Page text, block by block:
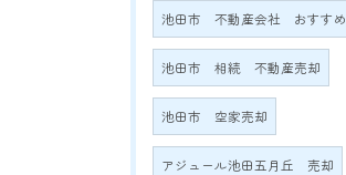
池田市 不動産会社 おすすめ
池田市 相続 不動産売却
池田市 空家売却
アジュール池田五月丘 売却